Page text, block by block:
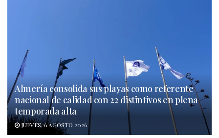
Almería consolida sus playas como referente
nacional de calidad con 22 distintivos en plena
temporada alta
JUEVES, 6 AGOSTO 2026